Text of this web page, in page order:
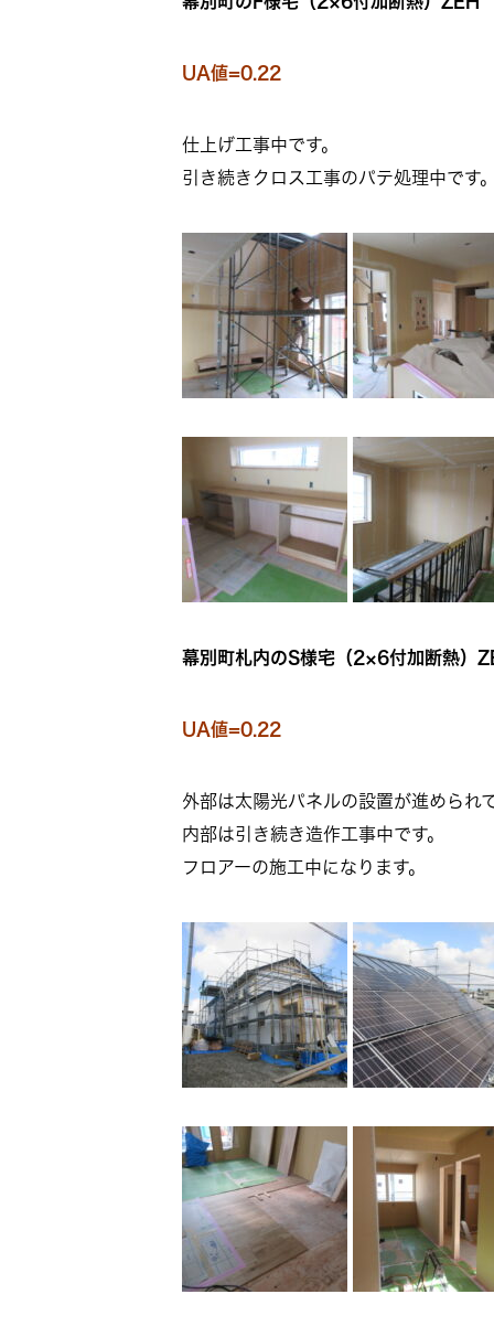
UA値=0.22
仕上げ工事中です。
引き続きクロス工事のパテ処理中です
幕別町札内のS様宅（2×6付加断熱）
UA値=0.22
外部は太陽光パネルの設置が進められ
内部は引き続き造作工事中です。
フロアーの施工中になります。